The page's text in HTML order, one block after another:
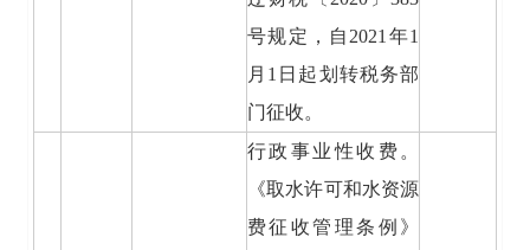
号规定，自2021年1
月1日起划转税务部
门征收。
行政事业性收费。
《取水许可和水资源
费征收管理条例》